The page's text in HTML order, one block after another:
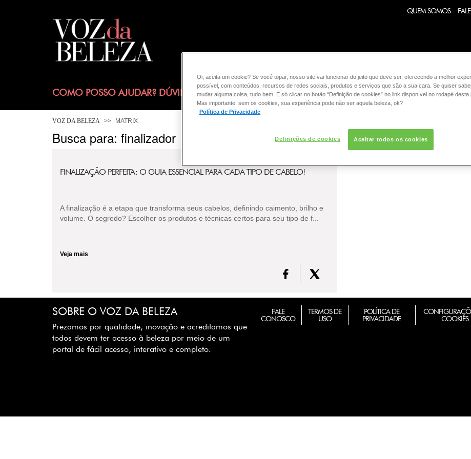
QUEM SOMOS
COMO POSSO AJUDAR? DÚVIDAS SOBRE: CABELO
VOZ DA BELEZA MATRIX
Busca para: finalizador
FINALIZAÇÃO PERFEITA: O GUIA ESSENCIAL PARA CADA TIPO DE CABELO!
A finalização é a etapa que transforma seus cabelos, definindo caimento, brilho e
volume. O segredo? Escolher os produtos e técnicas certos para seu tipo de f...
Veja mais
SOBRE O VOZ DA BELEZA
Prezamos por qualidade, inovação e acreditamos que
todos devem ter acesso à beleza por meio de um
portal de fácil acesso, interativo e completo.
FALE
CONOSCO
TERMOS DE
USO
POLÍTICA DE
PRIVACIDADE
COOKIES
Oi, aceita um cookie? Se você topar, nosso site vai funcionar do jeito que deve ser, oferecendo a melhor
possível, com conteúdos, recursos de redes sociais, produtos e serviços que são a sua cara. Se quiser
mudar alguma coisa, tudo bem. É só clicar no botão “Definição de cookies” no link disponível no rodapé desta
Mas importante, sem os cookies, sua experiência pode não ser aquela beleza, ok?
Política de Privacidade
Definições de cookies Aceitar todos os cookies